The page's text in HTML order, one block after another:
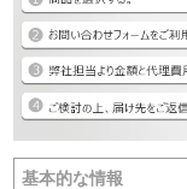
基本的な情報